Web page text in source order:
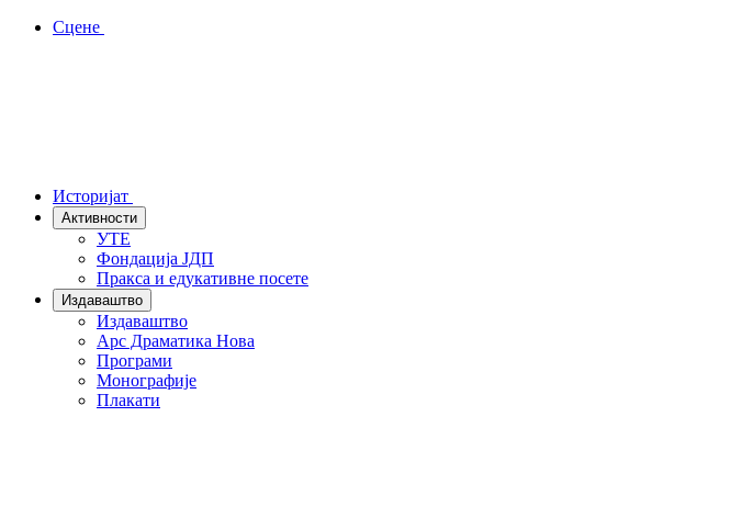
Сцене
Историјат
Активности
УТЕ
Фондација ЈДП
Пракса и едукативне посете
Издаваштво
Издаваштво
Арс Драматика Нова
Програми
Монографије
Плакати